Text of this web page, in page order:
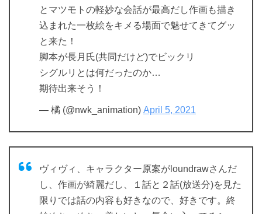
とマツモトの軽妙な会話が最高だし作画も描き
込まれた一枚絵をキメる場面で魅せてきてグッ
と来た！
脚本が長月氏(共同だけど)でビックリ
シグルリとは何だったのか…
期待出来そう！
— 橘 (@nwk_animation) April 5, 2021
ヴィヴィ、キャラクター原案がloundrawさんだ
し、作画が綺麗だし、１話と２話(放送分)を見た
限りでは話の内容も好きなので、好きです。終